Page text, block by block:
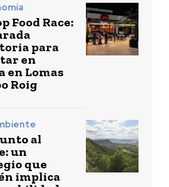
Food Race:
para
en
en Lomas
Roig
al
un
que
implica